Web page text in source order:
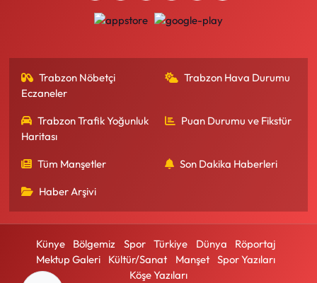
Trabzon Nöbetçi
Eczaneler
Trabzon Hava Durumu
Trabzon Trafik Yoğunluk
Haritası
Puan Durumu ve Fikstür
Tüm Manşetler Son Dakika Haberleri
Haber Arşivi
Künye Bölgemiz Spor Türkiye Dünya
Röportaj
Mektup Galeri
Kültür/Sanat Manşet
Spor Yazıları
Köşe Yazıları